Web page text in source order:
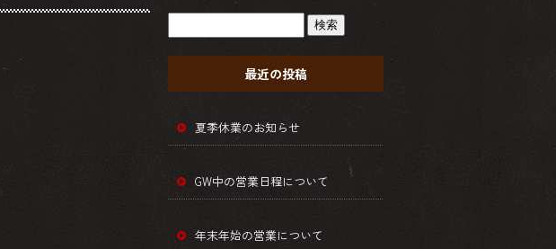
最近の投稿
夏季休業のお知らせ
GW中の営業日程について
年末年始の営業について